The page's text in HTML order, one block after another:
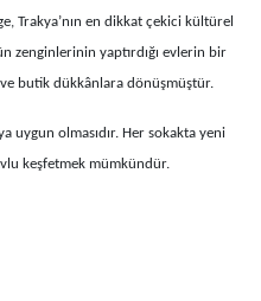
Trakya’nın en dikkat çekici kültürel
zenginlerinin yaptırdığı evlerin bir
ve butik dükkânlara dönüşmüştür.
uygun olmasıdır. Her sokakta yeni
keşfetmek mümkündür.